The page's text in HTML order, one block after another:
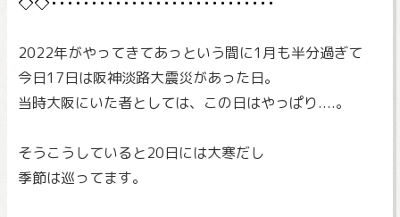
2022年がやってきてあっという間に1月も半分過ぎて
今日17日は阪神淡路大震災があった日。
当時大阪にいた者としては、この日はやっぱり....。
そうこうしていると20日には大寒だし
季節は巡ってます。